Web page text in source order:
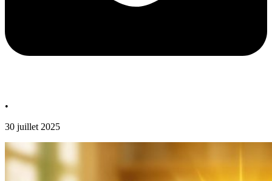
•
30 juillet 2025